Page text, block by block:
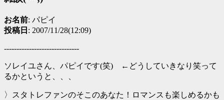
お名前: パピイ
投稿日 : 2007/11/28(12:09)
------------------------------
ソレイユさん、パピイです(笑) ←どうしていきなり笑って
るかというと、、、
〉スタトレファンのそこのあなた！ロマンスも楽しめるかも